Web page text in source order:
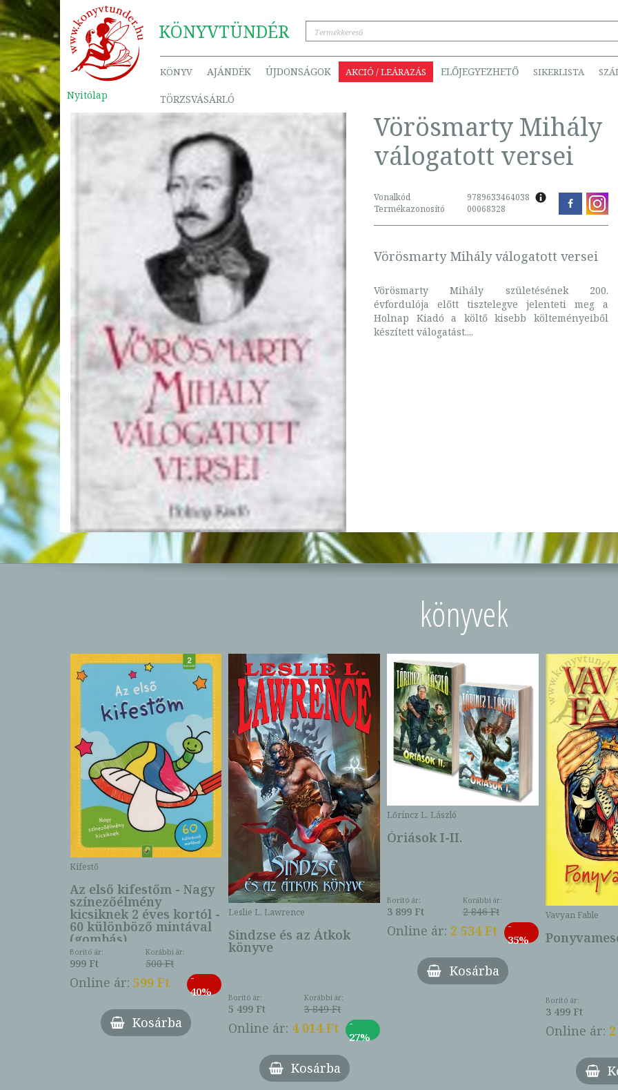
KÖNYVTÜNDÉR
KÖNYV AJÁNDÉK ÚJDONSÁGOK AKCIÓ / LEÁRAZÁS ELŐJEGYEZHETŐ SIKERLISTA
TÖRZSVÁSÁRLÓ
Nyitólap
Vörösmarty Mihály
válogatott versei
Vonalkód
9789633464038
Termékazonosító
00068328
Vörösmarty Mihály válogatott versei
Vörösmarty Mihály születésének 200.
évfordulója előtt tisztelegve jelenteti meg a
Holnap Kiadó a költő kisebb költeményeiből
készített válogatást....
könyvek
Kifestő
Az első kifestőm - Nagy
színezőélmény
kicsiknek 2 éves kortól -
60 különböző mintával
(gombás)
Borító ár:
999 Ft
Korábbi ár:
500 Ft
Online ár: 599 Ft
-
40%
Kosárba
Leslie L. Lawrence
Sindzse és az Átkok
könyve
Borító ár:
5 499 Ft
Korábbi ár:
3 849 Ft
Online ár: 4 014 Ft
-
27%
Kosárba
Lőrincz L. László
Óriások I-II.
Borító ár:
3 899 Ft
Korábbi ár:
2 846 Ft
Online ár: 2 534 Ft
-
35%
Kosárba
Vavyan Fable
Borító ár:
3 499 Ft
Online ár: